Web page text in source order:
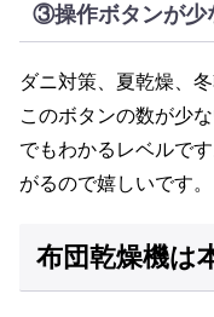
③操作ボタンが少
ダニ対策、夏乾燥、
このボタンの数が少
でもわかるレベルで
がるので嬉しいです。
布団乾燥機は